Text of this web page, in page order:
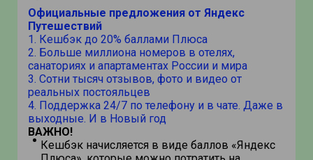
Официальные предложения от Яндекс
Путешествий
1. Кешбэк до 20% баллами Плюса
2. Больше миллиона номеров в отелях,
санаториях и апартаментах России и мира
3. Сотни тысяч отзывов, фото и видео от
реальных постояльцев
4. Поддержка 24/7 по телефону и в чате. Даже в
выходные. И в Новый год
ВАЖНО!
Кешбэк начисляется в виде баллов «Яндекс